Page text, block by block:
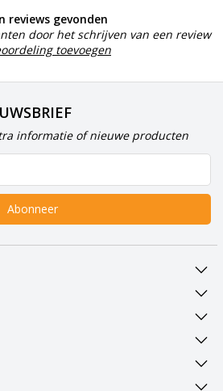
reviews gevonden
door het schrijven van een review
toevoegen
informatie of nieuwe producten
Abonneer